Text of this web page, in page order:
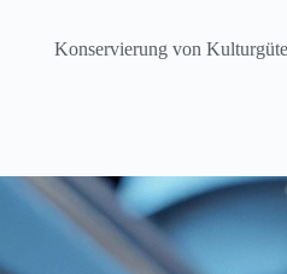
Konservierung von